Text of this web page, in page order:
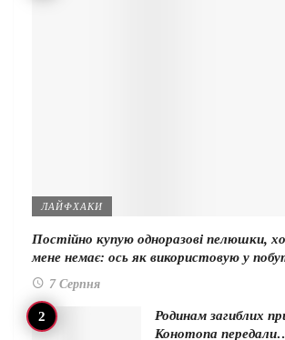
ЛАЙФХАКИ
Постійно купую одноразові пелюшки,
мене немає: ось як використовую у
7 Серпня
Родинам загиблих
Конотопа